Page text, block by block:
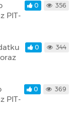
PIT-
0 356
0 344
PIT-
0 369